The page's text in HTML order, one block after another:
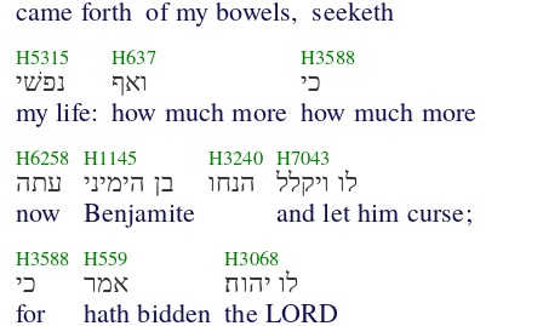
came forth of my bowels, seeketh
H5315
נפשׁי
my life:
H637
ואף
how much more
H3588
כי
how much more
H6258
עתה
now
H1145
בן הימיני
Benjamite
H3240
הנחו
H7043
לו ויקלל
and let him curse;
H3588
כי
for
H559
אמר
hath bidden
H3068
לו יהוה׃
the LORD